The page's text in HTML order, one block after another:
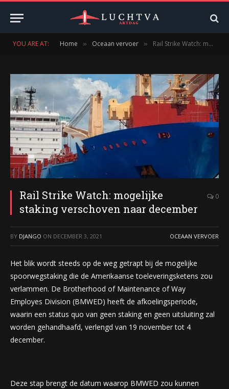
YOU ARE AT: Home » Oceaan vervoer » Rail Strike Watch: mogelijke staking verschoven naar december
Rail Strike Watch: mogelijke
staking verschoven naar december
0
BY DJANGO ON DECEMBER 3, 2021 OCEAAN VERVOER
Het blik wordt steeds op de weg getrapt bij de mogelijke
spoorwegstaking die de Amerikaanse toeleveringsketens zou
verlammen. De Brotherhood of Maintenance of Way
Employes Division (BMWED) heeft de afkoelingsperiode,
waarin een status quo van geen staking en geen uitsluiting zal
worden gehandhaafd, verlengd van 19 november tot 4
december.
Deze stap brengt de datum waarop BMWED zou kunnen